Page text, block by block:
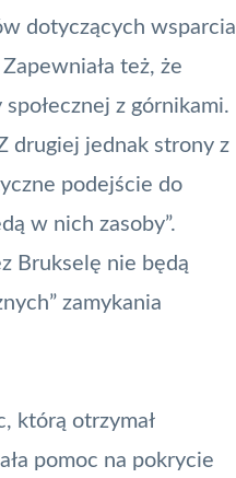
dotyczących wsparcia
też, że
z górnikami.
drugiej jednak strony z
podejście do
w nich zasoby”.
Brukselę nie będą
zamykania
którą otrzymał
pomoc na pokrycie